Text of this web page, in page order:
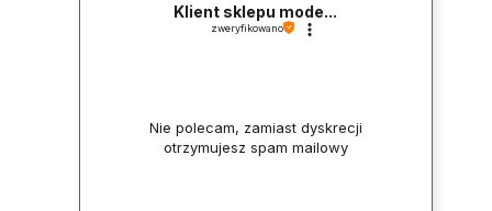
Klient sklepu mode...
zweryfikowano
Nie polecam, zamiast dyskrecji
otrzymujesz spam mailowy